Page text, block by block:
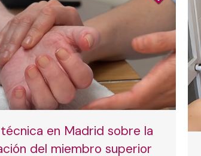
en Madrid sobre la
del miembro superior